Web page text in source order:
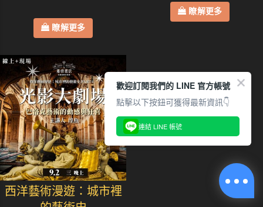
瞭解更多
瞭解更多
西洋藝術漫遊：城市裡
歡迎訂閱我們的 LINE 官方帳號
點擊以下按鈕可獲得最新資訊👇
連結 LINE 帳號